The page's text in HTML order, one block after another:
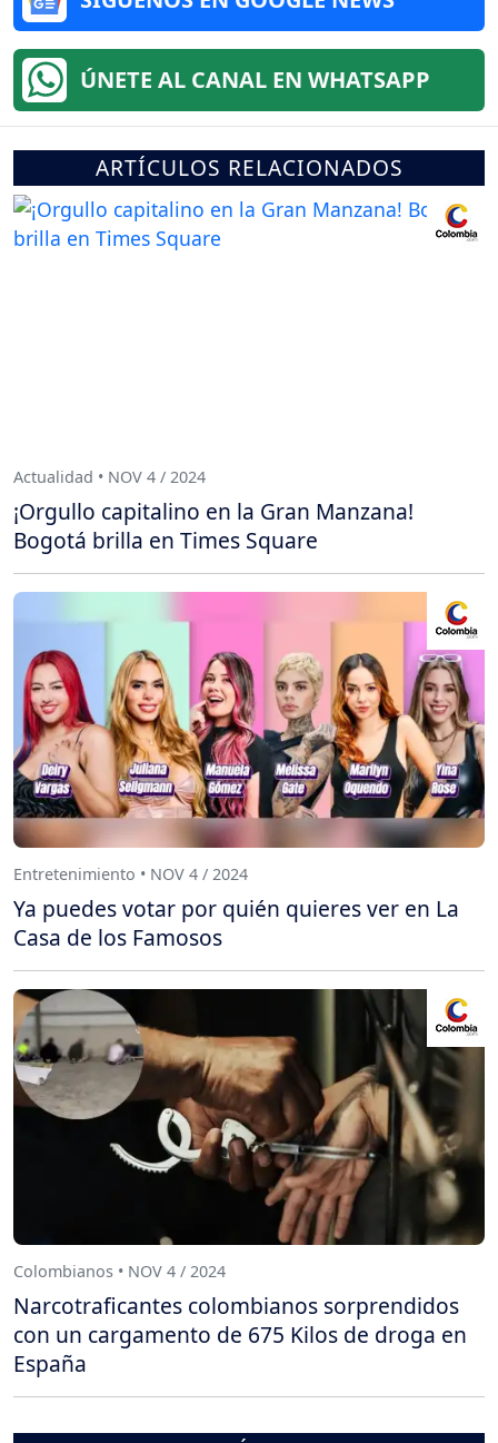
ÚNETE AL CANAL EN WHATSAPP
ARTÍCULOS RELACIONADOS
Actualidad • NOV 4 / 2024
¡Orgullo capitalino en la Gran Manzana!
Bogotá brilla en Times Square
Entretenimiento • NOV 4 / 2024
Ya puedes votar por quién quieres ver en La
Casa de los Famosos
Colombianos • NOV 4 / 2024
Narcotraficantes colombianos sorprendidos
con un cargamento de 675 Kilos de droga en
España